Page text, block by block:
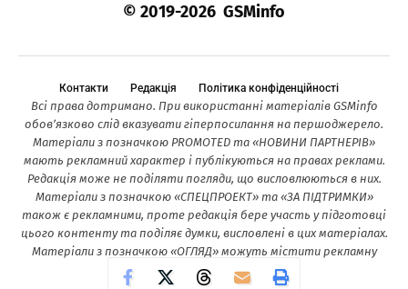
© 2019-2026 GSMinfo
Контакти Редакція Політика конфіденційності
Всі права дотримано. При використанні матеріалів GSMinfo
обов’язково слід вказувати гіперпосилання на першоджерело.
Матеріали з позначкою PROMOTED та «НОВИНИ ПАРТНЕРІВ»
мають рекламний характер і публікуються на правах реклами.
Редакція може не поділяти погляди, що висловлюються в них.
Матеріали з позначкою «СПЕЦПРОЕКТ» та «ЗА ПІДТРИМКИ»
також є рекламними, проте редакція бере участь у підготовці
цього контенту та поділяє думки, висловлені в цих матеріалах.
Матеріали з позначкою «ОГЛЯД» можуть містити рекламну
інформацію.